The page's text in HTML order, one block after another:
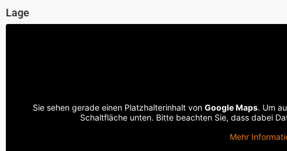
Lage
Sie sehen gerade einen Platzhalterinhalt vonGoogle Maps. Um
Schaltfläche unten. Bitte beachten Sie, dass dabei
Mehr